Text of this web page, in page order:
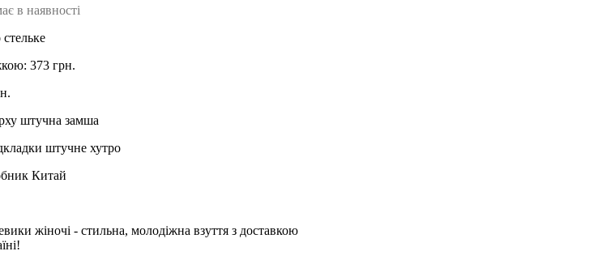
в наявності
373 грн.
штучна замша
штучне хутро
Китай
жіночі - стильна, молодіжна взуття з доставкою